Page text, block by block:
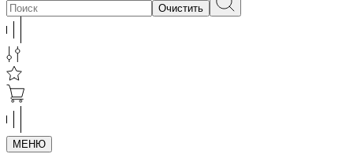
Очистить
МЕНЮ